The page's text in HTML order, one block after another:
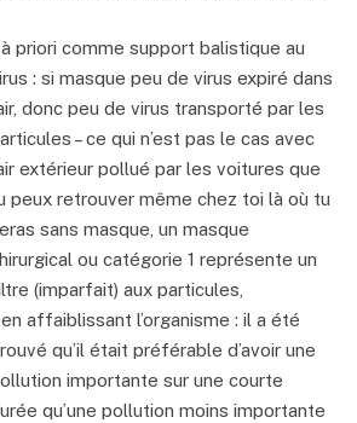
à priori comme support balistique au
: si masque peu de virus expiré dans
donc peu de virus transporté par les
– ce qui n’est pas le cas avec
extérieur pollué par les voitures que
peux retrouver même chez toi là où tu
sans masque, un masque
ou catégorie 1 représente un
(imparfait) aux particules,
en affaiblissant l’organisme : il a été
qu’il était préférable d’avoir une
importante sur une courte
qu’une pollution moins importante